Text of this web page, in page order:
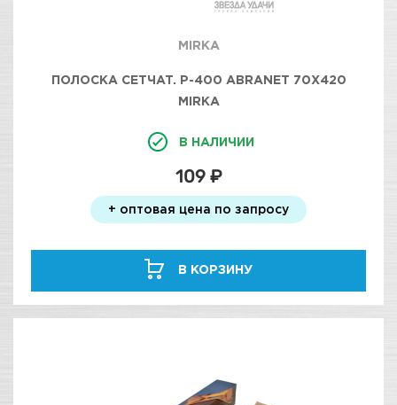
MIRKA
ПОЛОСКА СЕТЧАТ. Р-400 ABRANET 70Х420
MIRKA
В НАЛИЧИИ
109 ₽
+ оптовая цена по запросу
В КОРЗИНУ